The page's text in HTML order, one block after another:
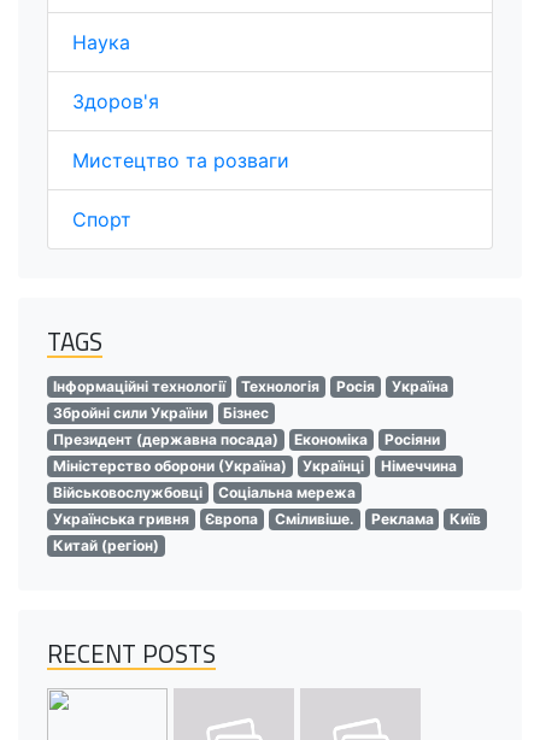
Наука
Здоров'я
Мистецтво та розваги
Спорт
TAGS
Інформаційні технології Технологія Росія
Україна
Збройні сили України
Бізнес
Президент (державна посада)
Економіка
Росіяни
Міністерство оборони (Україна)
Українці
Німеччина
Військовослужбовці
Соціальна мережа
Українська гривня
Європа Сміливіше. Реклама
Київ
Китай (регіон)
RECENT POSTS